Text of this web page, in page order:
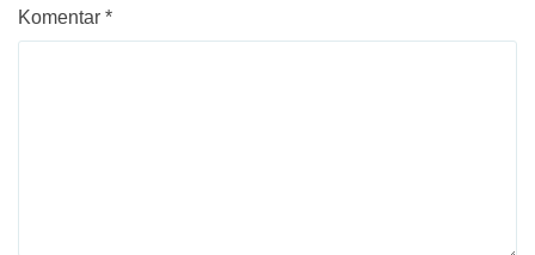
Komentar *